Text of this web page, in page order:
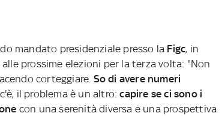
mandato presidenziale presso la Figc, in
prossime elezioni per la terza volta: "Non
corteggiare. So di avere numeri
il problema è un altro:capire se ci sono i
con una serenità diversa e una prospettiva